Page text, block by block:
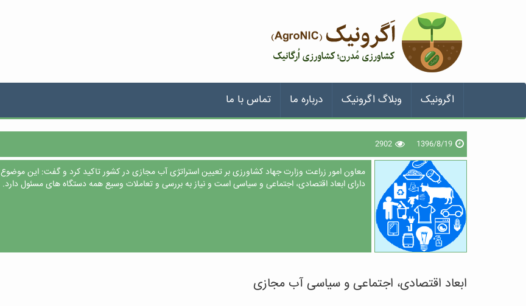
اگرونیک وبلاگ اگرونیک درباره ما تماس با ما
1396/8/19
2902
معاون امور زراعت وزارت جهاد کشاورزی بر تعیین استراتژی آب مجازی در کشور تاکید کرد و گفت: این موضوع
دارای ابعاد اقتصادی، اجتماعی و سیاسی است و نیاز به بررسی و تعاملات وسیع همه دستگاه های مسئول دارد.
ابعاد اقتصادی، اجتماعی و سیاسی آب مجازی